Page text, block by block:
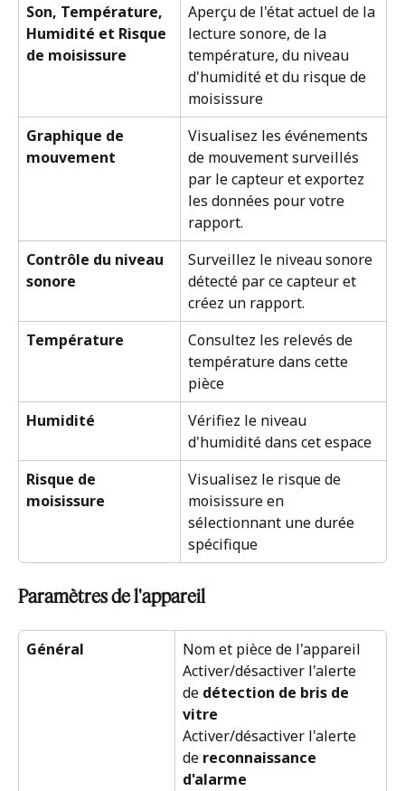
Son, Température,
Humidité et Risque
de moisissure
Aperçu de l'état actuel de la
lecture sonore, de la
température, du niveau
d'humidité et du risque de
moisissure
Graphique de
mouvement
Visualisez les événements
de mouvement surveillés
par le capteur et exportez
les données pour votre
rapport.
Contrôle du niveau
sonore
Surveillez le niveau sonore
détecté par ce capteur et
créez un rapport.
Température
Consultez les relevés de
température dans cette
pièce
Humidité
Vérifiez le niveau
d'humidité dans cet espace
Risque de
moisissure
Visualisez le risque de
moisissure en
sélectionnant une durée
spécifique
Paramètres de l'appareil
Général
Nom et pièce de l'appareil
Activer/désactiver l'alerte
de détection de bris de
vitre
Activer/désactiver l'alerte
de reconnaissance
d'alarme